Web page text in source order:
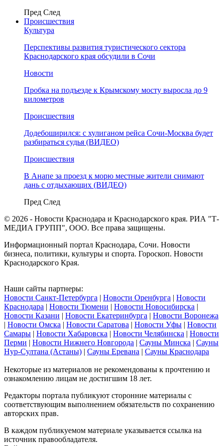
Пред След
Происшествия
Культура
Перспективы развития туристического сектора
Краснодарского края обсудили в Сочи
Новости
Пробка на подъезде к Крымскому мосту выросла до 9
километров
Происшествия
Додебоширился: с хулиганом рейса Сочи-Москва будет
разбираться судья (ВИДЕО)
Происшествия
В Анапе за проезд к морю местные жители снимают
дань с отдыхающих (ВИДЕО)
Пред След
© 2026 - Новости Краснодара и Краснодарского края. РИА "Т-
МЕДИА ГРУПП", ООО. Все права защищены.
Информационный портал Краснодара, Сочи. Новости
бизнеса, политики, культуры и спорта. Гороскоп. Новости
Краснодарского Края.
Наши сайты партнеры:
Новости Санкт-Петербурга | Новости Оренбурга | Новости
Краснодара | Новости Тюмени | Новости Новосибирска |
Новости Казани | Новости Екатеринбурга | Новости Воронежа
| Новости Омска | Новости Саратова | Новости Уфы | Новости
Самары | Новости Хабаровска | Новости Челябинска | Новости
Перми | Новости Нижнего Новгорода | Сауны Минска | Сауны
Нур-Султана (Астаны) | Сауны Еревана | Сауны Краснодара
Некоторые из материалов не рекомендованы к прочтению и
ознакомлению лицам не достигшим 18 лет.
Редакторы портала публикуют сторонние материалы с
соответствующим выполнением обязательств по сохранению
авторских прав.
В каждом публикуемом материале указывается ссылка на
источник правообладателя.